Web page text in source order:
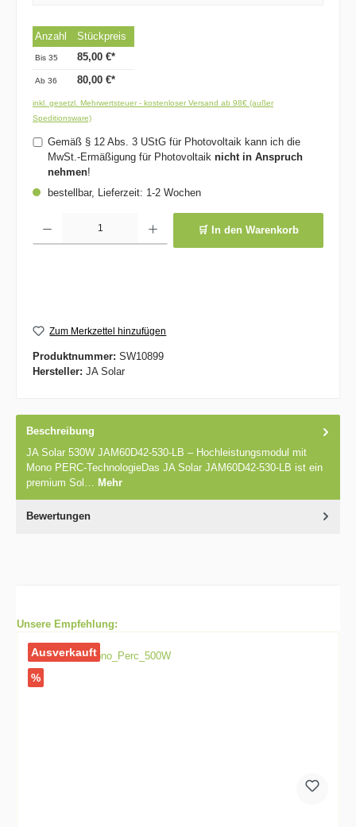
Anzahl Stückpreis
Bis35 85,00 €*
Ab36 80,00 €*
inkl. gesetzl. Mehrwertsteuer - kostenloser Versand ab 98€ (außer
Speditionsware)
Gemäß § 12 Abs. 3 UStG für Photovoltaik kann ich die
MwSt.-Ermäßigung für Photovoltaiknicht in Anspruch
nehmen!
bestellbar, Lieferzeit: 1-2 Wochen
🛒 In den Warenkorb
Zum Merkzettel hinzufügen
Produktnummer: SW10899
Hersteller: JA Solar
Beschreibung
JA Solar 530W JAM60D42-530-LB – Hochleistungsmodul mit
Mono PERC-TechnologieDas JA Solar JAM60D42-530-LB ist ein
premium Sol…
Mehr
Bewertungen
Unsere Empfehlung:
Ausverkauft
%